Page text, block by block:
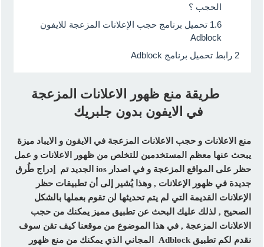
الحجب ؟
1.6 تحميل برنامج حجب الإعلانات المزعجة للايفون
Adblock
2 رابط تحميل برنامج Adblock
طريقة منع ظهور الاعلانات المزعجة
في الايفون بدون جلبريك
منع الاعلانات و حجب الاعلانات المزعجة في الايفون و الايباد ميزة
يبحث عنها معظم المستخدمين للتخلص من ظهور الاعلانات و عمل
حظر على المواقع المزعجة و في اصدار ios الجديد تم إدراج طُرق
جديدة في ظهور الإعلانات , وهذا يُشير إلى أن تطبيقات حظر
الإعلانات القديمة التي لم يتم تحديثها لن تقوم بعملها بالشكل
الصحيح , لذلك عليك البحث عن تطبيق مميز يمكنك من حجب
الاعلانات المزعجة , في هذا الموضوع من موقعنا كيف تقن سوف
نقدم لكم تطبيق Adblock المجاني الذي يمكنك من منع ظهور